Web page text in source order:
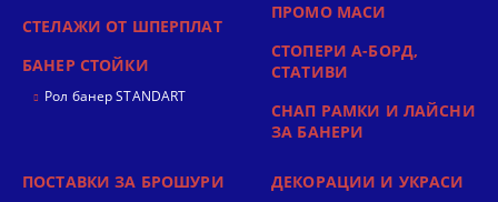
СТЕЛАЖИ ОТ ШПЕРПЛАТ
БАНЕР СТОЙКИ
Рол банер STANDART
ПРОМО МАСИ
СТОПЕРИ А-БОРД,
СТАТИВИ
СНАП РАМКИ И ЛАЙСНИ
ЗА БАНЕРИ
ПОСТАВКИ ЗА БРОШУРИ
ДЕКОРАЦИИ И УКРАСИ